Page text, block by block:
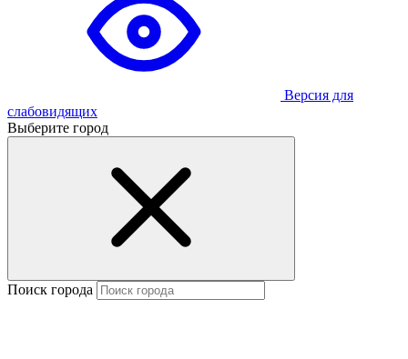
Версия для
слабовидящих
Выберите город
Поиск города